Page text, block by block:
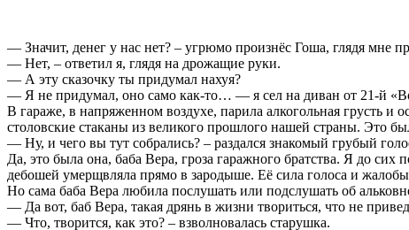
— Значит, денег у нас нет? – угрюмо произнёс Гоша, глядя мне
— Нет, – ответил я, глядя на дрожащие руки.
— А эту сказочку ты придумал нахуя?
— Я не придумал, оно само как-то… — я сел на диван от 21-й
В гараже, в напряженном воздухе, парила алкогольная грусть и
столовские стаканы из великого прошлого нашей страны. Это
— Ну, и чего вы тут собрались? – раздался знакомый грубый
Да, это была она, баба Вера, гроза гаражного братства. Я до
дебошей умерщвляла прямо в зародыше. Её сила голоса и
Но сама баба Вера любила послушать или подслушать об
— Да вот, баб Вера, такая дрянь в жизни твориться, что не
— Что, творится, как это? – взволновалась старушка.